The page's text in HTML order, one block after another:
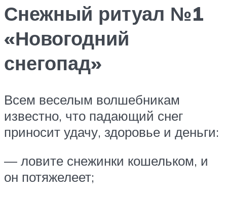
Снежный ритуал №1
«Новогодний
снегопад»
Всем веселым волшебникам
известно, что падающий снег
приносит удачу, здоровье и деньги:
— ловите снежинки кошельком, и
он потяжелеет;